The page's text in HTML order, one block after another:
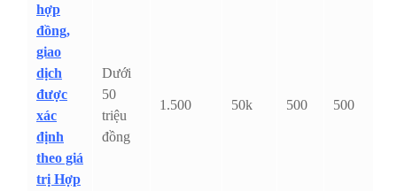
hợp
đồng,
giao
dịch
được
xác
định
theo giá
trị Hợp
Dưới
50
triệu
đồng
1.500 50k 500 500